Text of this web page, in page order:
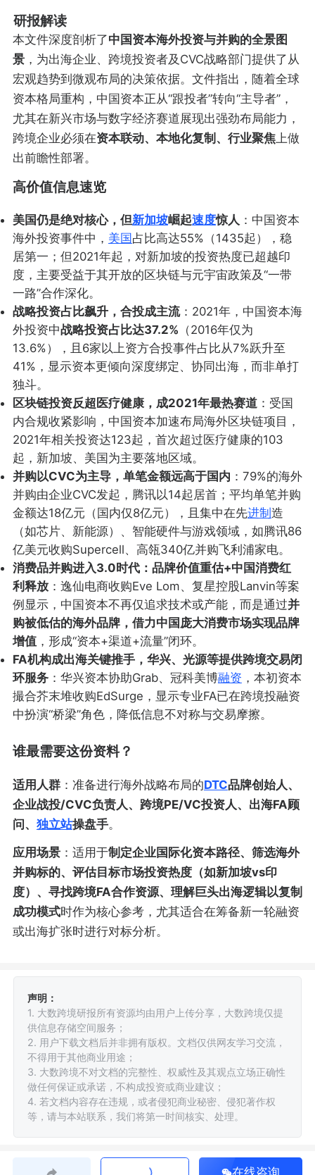
研报解读
本文件深度剖析了中国资本海外投资与并购的全景图
景，为出海企业、跨境投资者及CVC战略部门提供了从
宏观趋势到微观布局的决策依据。文件指出，随着全球
资本格局重构，中国资本正从“跟投者”转向“主导者”，
尤其在新兴市场与数字经济赛道展现出强劲布局能力，
跨境企业必须在资本联动、本地化复制、行业聚焦上做
出前瞻性部署。
高价值信息速览
美国仍是绝对核心，但新加坡崛起速度惊人 ：中国资本
海外投资事件中， 美国 占比高达55%（1435起），稳
居第一；但2021年起，对新加坡的投资热度已超越印
度，主要受益于其开放的区块链与元宇宙政策及“一带
一路”合作深化。
战略投资占比飙升，合投成主流：2021年，中国资本海
外投资中战略投资占比达37.2% （2016年仅为
13.6%），且6家以上资方合投事件占比从7%跃升至
41%，显示资本更倾向深度绑定、协同出海，而非单打
独斗。
区块链投资反超医疗健康，成2021年最热赛道：受国
内合规收紧影响，中国资本加速布局海外区块链项目，
2021年相关投资达123起，首次超过医疗健康的103
起，新加坡、美国为主要落地区域。
并购以CVC为主导，单笔金额远高于国内 ：79%的海外
并购由企业CVC发起，腾讯以14起居首；平均单笔并购
金额达18亿元（国内仅8亿元），且集中在先进制 造
（如芯片、新能源）、智能硬件与游戏领域，如腾讯86
亿美元收购Supercell、高瓴340亿并购飞利浦家电。
消费品并购进入3.0时代：品牌价值重估+中国消费红
利释放：逸仙电商收购Eve Lom、复星控股Lanvin等案
例显示，中国资本不再仅追求技术或产能，而是通过并
购被低估的海外品牌，借力中国庞大消费市场实现品牌
增值，形成“资本+渠道+流量”闭环。
FA机构成出海关键推手，华兴、光源等提供跨境交易闭
环服务：华兴资本协助Grab、冠科美博融资 ，本初资本
撮合芥末堆收购EdSurge，显示专业FA已在跨境投融资
中扮演“桥梁”角色，降低信息不对称与交易摩擦。
谁最需要这份资料？
适用人群：准备进行海外战略布局的DTC品牌创始人、
企业战投/CVC负责人、跨境PE/VC投资人、出海FA顾
问、 独立站操盘手。
应用场景：适用于制定企业国际化资本路径、筛选海外
并购标的、评估目标市场投资热度（如新加坡vs印
度）、寻找跨境FA合作资源、理解巨头出海逻辑以复制
成功模式时作为核心参考，尤其适合在筹备新一轮融资
或出海扩张时进行对标分析。
声明：
1. 大数跨境研报所有资源均由用户上传分享，大数跨境仅提
供信息存储空间服务；
2. 用户下载文档后并非拥有版权。文档仅供网友学习交流，
不得用于其他商业用途；
3. 大数跨境不对文档的完整性、权威性及其观点立场正确性
做任何保证或承诺，不构成投资或商业建议；
4. 若文档内容存在违规，或者侵犯商业秘密、侵犯著作权
等，请与本站联系，我们将第一时间核实、处理。